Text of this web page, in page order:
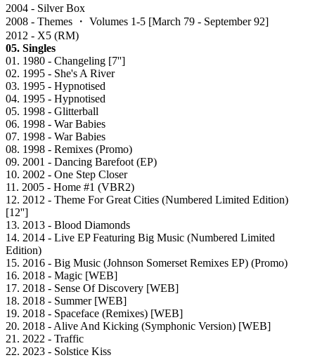
2004 - Silver Box
2008 - Themes ・ Volumes 1-5 [March 79 - September 92]
2012 - X5 (RM)
05. Singles
01. 1980 - Changeling [7'']
02. 1995 - She's A River
03. 1995 - Hypnotised
04. 1995 - Hypnotised
05. 1998 - Glitterball
06. 1998 - War Babies
07. 1998 - War Babies
08. 1998 - Remixes (Promo)
09. 2001 - Dancing Barefoot (EP)
10. 2002 - One Step Closer
11. 2005 - Home #1 (VBR2)
12. 2012 - Theme For Great Cities (Numbered Limited Edition)
[12'']
13. 2013 - Blood Diamonds
14. 2014 - Live EP Featuring Big Music (Numbered Limited
Edition)
15. 2016 - Big Music (Johnson Somerset Remixes EP) (Promo)
16. 2018 - Magic [WEB]
17. 2018 - Sense Of Discovery [WEB]
18. 2018 - Summer [WEB]
19. 2018 - Spaceface (Remixes) [WEB]
20. 2018 - Alive And Kicking (Symphonic Version) [WEB]
21. 2022 - Traffic
22. 2023 - Solstice Kiss